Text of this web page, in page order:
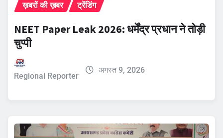
ख़बरों की ख़बर ट्रेंडिंग
NEET Paper Leak 2026: धर्मेंद्र प्रधान ने तोड़ी
चुप्पी
Regional Reporter
अगस्त 9, 2026